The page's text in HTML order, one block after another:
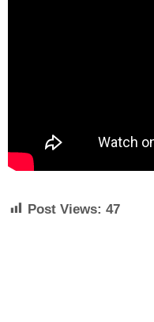
Post Views: 47